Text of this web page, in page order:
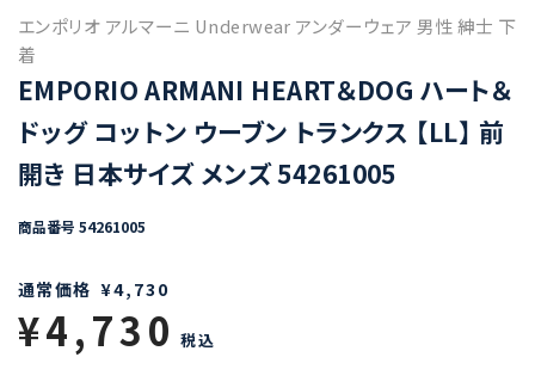
エンポリオ アルマーニ Underwear アンダーウェア 男性 紳士 下
着
EMPORIO ARMANI HEART＆DOG ハート＆
ドッグ コットン ウーブン トランクス 【LL】 前
開き 日本サイズ メンズ 54261005
商品番号 54261005
通常価格 ¥4,730
¥4,730 税込